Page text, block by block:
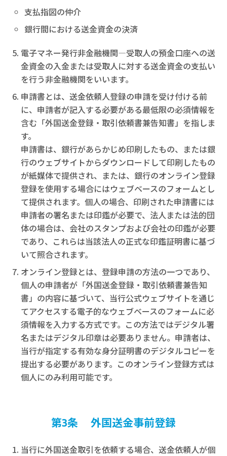
支払指図の仲介
銀行間における送金資金の決済
電子マネー発行非金融機関―受取人の預金口座への送
金資金の入金または受取人に対する送金資金の支払い
を行う非金融機関をいいます。
申請書とは、送金依頼人登録の申請を受け付ける前
に、申請者が記入する必要がある最低限の必須情報を
含む「外国送金登録・取引依頼書兼告知書」を指しま
す。
申請書は、銀行があらかじめ印刷したもの、または銀
行のウェブサイトからダウンロードして印刷したもの
が紙媒体で提供され、または、銀行のオンライン登録
登録を使用する場合にはウェブベースのフォームとし
て提供されます。個人の場合、印刷された申請書には
申請者の署名または印鑑が必要で、法人または法的団
体の場合は、会社のスタンプおよび会社の印鑑が必要
であり、これらは当該法人の正式な印鑑証明書に基づ
いて照合されます。
オンライン登録とは、登録申請の方法の一つであり、
個人の申請者が「外国送金登録・取引依頼書兼告知
書」の内容に基づいて、当行公式ウェブサイトを通じ
てアクセスする電子的なウェブベースのフォームに必
須情報を入力する方式です。この方法ではデジタル署
名またはデジタル印章は必要ありません。申請者は、
当行が指定する有効な身分証明書のデジタルコピーを
提出する必要があります。このオンライン登録方式は
個人にのみ利用可能です。
第3条 外国送金事前登録
当行に外国送金取引を依頼する場合、送金依頼人が個